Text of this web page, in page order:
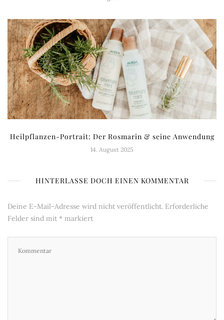
Heilpflanzen-Portrait: Der Rosmarin & seine Anwendung
14. August 2025
HINTERLASSE DOCH EINEN KOMMENTAR
Deine E-Mail-Adresse wird nicht veröffentlicht. Erforderliche
Felder sind mit * markiert